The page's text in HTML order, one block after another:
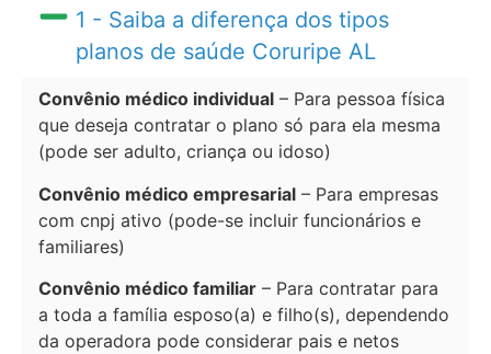
1 - Saiba a diferença dos tipos
planos de saúde Coruripe AL
Convênio médico individual – Para pessoa física
que deseja contratar o plano só para ela mesma
(pode ser adulto, criança ou idoso)
Convênio médico empresarial – Para empresas
com cnpj ativo (pode-se incluir funcionários e
familiares)
Convênio médico familiar – Para contratar para
a toda a família esposo(a) e filho(s), dependendo
da operadora pode considerar pais e netos